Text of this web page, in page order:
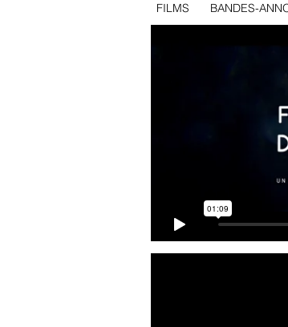
FILMS BANDES-